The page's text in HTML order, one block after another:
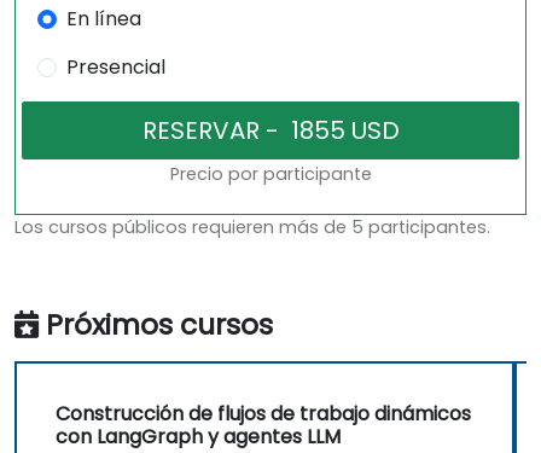
En línea
Presencial
Precio por participante
Los cursos públicos requieren más de 5 participantes.
Próximos cursos
Construcción de flujos de trabajo dinámicos
con LangGraph y agentes LLM